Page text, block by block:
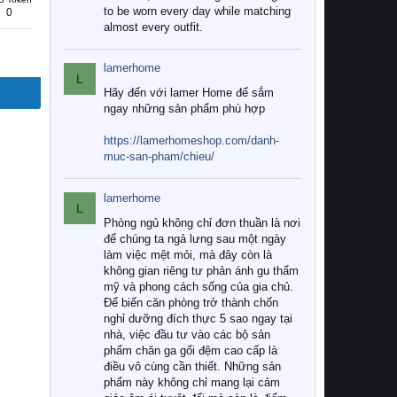
0
to be worn every day while matching
almost every outfit.
L
lamerhome
Hãy đến với lamer Home để sắm
ngay những sản phẩm phù hợp
https://lamerhomeshop.com/danh-
muc-san-pham/chieu/
L
lamerhome
Phòng ngủ không chỉ đơn thuần là nơi
để chúng ta ngả lưng sau một ngày
làm việc mệt mỏi, mà đây còn là
không gian riêng tư phản ánh gu thẩm
mỹ và phong cách sống của gia chủ.
Để biến căn phòng trở thành chốn
nghỉ dưỡng đích thực 5 sao ngay tại
nhà, việc đầu tư vào các bộ sản
phẩm chăn ga gối đệm cao cấp là
điều vô cùng cần thiết. Những sản
phẩm này không chỉ mang lại cảm